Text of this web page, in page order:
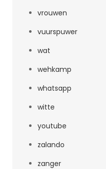
vrouwen
vuurspuwer
wat
wehkamp
whatsapp
witte
youtube
zalando
zanger